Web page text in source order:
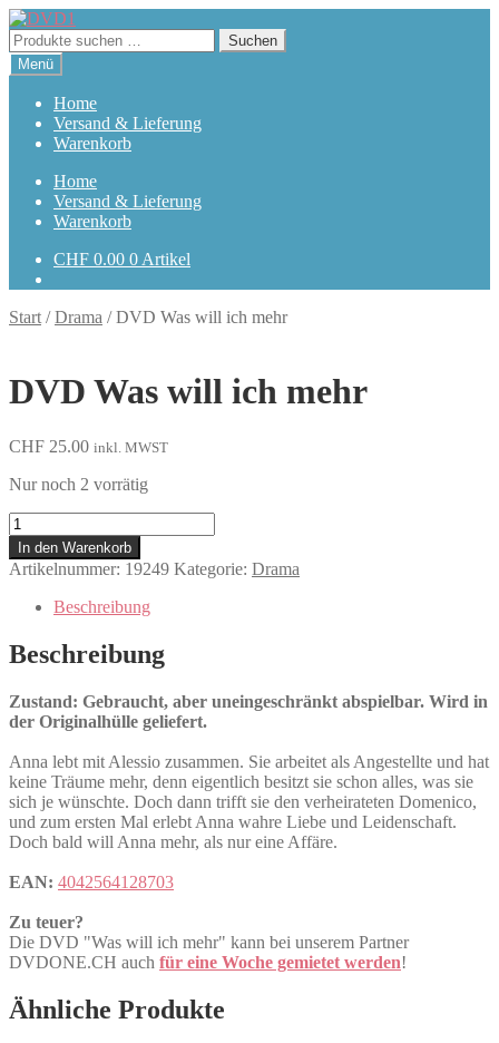
Zur
Navigation
springen
Zum
Inhalt
springen
Suchen
nach:
Suchen
Menü
Home
Versand & Lieferung
Warenkorb
Home
Versand & Lieferung
Warenkorb
CHF 0.00 0 Artikel
Start /Drama /DVD Was will ich mehr
DVD Was will ich mehr
CHF 25.00 inkl. MWST
Nur noch 2 vorrätig
Was
will
ich
mehr
Menge
In den Warenkorb
Artikelnummer: 19249 Kategorie: Drama
Beschreibung
Beschreibung
Zustand: Gebraucht, aber uneingeschränkt abspielbar. Wird in
der Originalhülle geliefert.
Anna lebt mit Alessio zusammen. Sie arbeitet als Angestellte und hat
keine Träume mehr, denn eigentlich besitzt sie schon alles, was sie
sich je wünschte. Doch dann trifft sie den verheirateten Domenico,
und zum ersten Mal erlebt Anna wahre Liebe und Leidenschaft.
Doch bald will Anna mehr, als nur eine Affäre.
EAN: 4042564128703
Zu teuer?
Die DVD "Was will ich mehr" kann bei unserem Partner
DVDONE.CH auch für eine Woche gemietet werden!
Ähnliche Produkte